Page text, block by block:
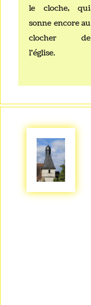
le cloche, qui
sonne encore au
clocher de
l'église.